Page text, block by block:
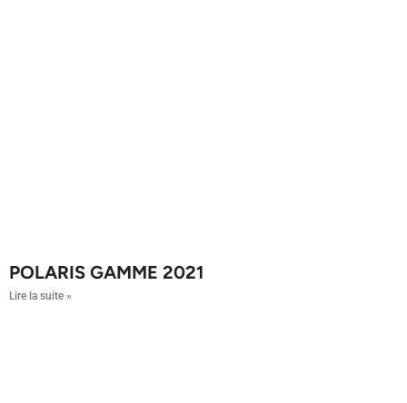
POLARIS GAMME 2021
Lire la suite »